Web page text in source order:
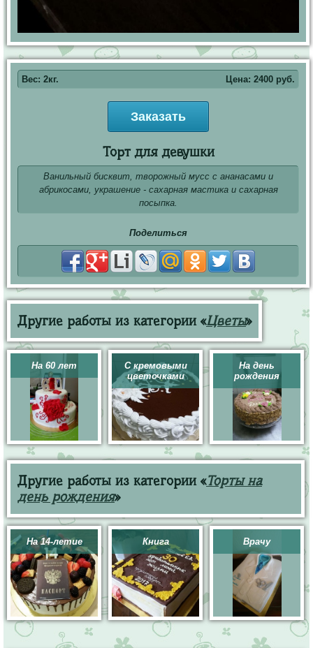
Вес: 2кг. Цена: 2400 руб.
Заказать
Торт для девушки
Ванильный бисквит, творожный мусс с ананасами и
абрикосами, украшение - сахарная мастика и сахарная
посыпка.
Поделиться
Другие работы из категории «Цветы»
На 60 лет
С кремовыми
цветочками
На день
рождения
Другие работы из категории «Торты на
день рождения»
На 14-летие Книга Врачу